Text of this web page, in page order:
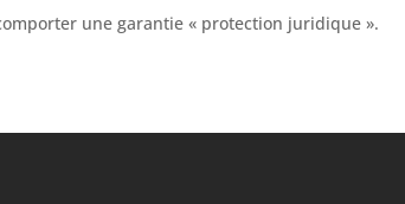
une garantie « protection juridique ».